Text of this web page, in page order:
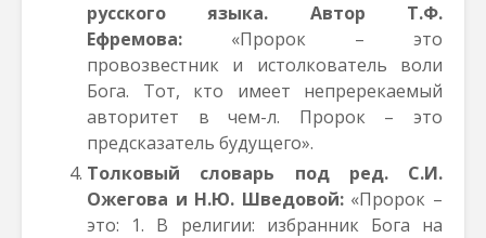
русского языка. Автор Т.Ф.
Ефремова: «Пророк – это
провозвестник и истолкователь воли
Бога. Тот, кто имеет непререкаемый
авторитет в чем-л. Пророк – это
предсказатель будущего».
Толковый словарь под ред. C.И.
Ожегова и Н.Ю. Шведовой: «Пророк –
это: 1. В религии: избранник Бога на